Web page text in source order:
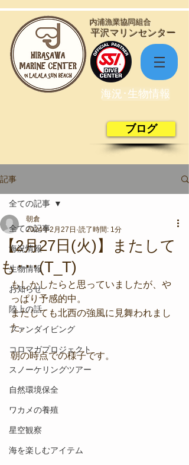
​平沢マリンセンター
​内浦漁業協同組合
海況･生物情報
ブログ
記事
全ての記事
海況情報
生物情報
お知らせ
陸上の話
ファンダイビング
コロマガプロジェクト
スノーケリングツアー
自然環境保全
ワカメの養殖
星空観察
海を楽しむアイテム
全ての記事
【2月27日(火)】またして
も･･･(T_T)
朝倉
2024年2月27日 読了時間: 1分
もしかしたらと思っていましたが、や
っぱり予感的中。
またしても北西の強風に見舞われまし
た。
朝の時点での様子です。